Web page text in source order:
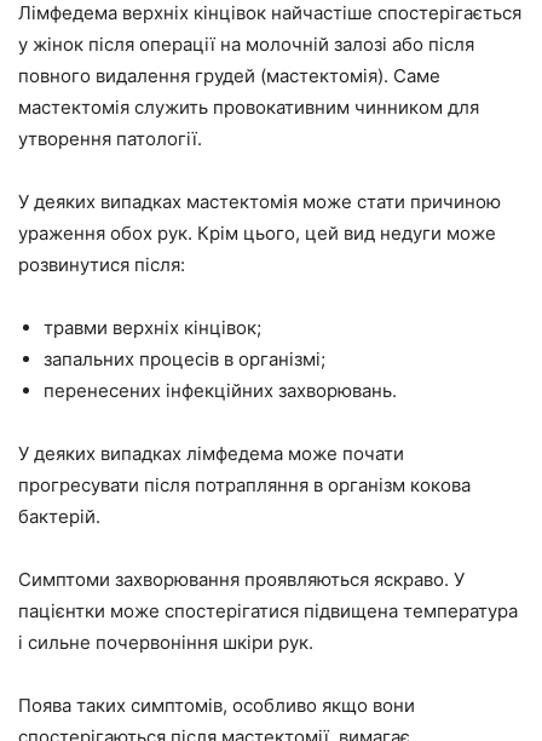
Лімфедема верхніх кінцівок найчастіше спостерігається
у жінок після операції на молочній залозі або після
повного видалення грудей (мастектомія). Саме
мастектомія служить провокативним чинником для
утворення патології.
У деяких випадках мастектомія може стати причиною
ураження обох рук. Крім цього, цей вид недуги може
розвинутися після:
травми верхніх кінцівок;
запальних процесів в організмі;
перенесених інфекційних захворювань.
У деяких випадках лімфедема може почати
прогресувати після потрапляння в організм кокова
бактерій.
Симптоми захворювання проявляються яскраво. У
пацієнтки може спостерігатися підвищена температура
і сильне почервоніння шкіри рук.
Поява таких симптомів, особливо якщо вони